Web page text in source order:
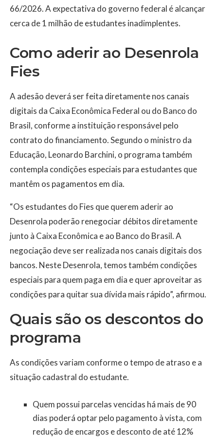
66/2026. A expectativa do governo federal é alcançar
cerca de 1 milhão de estudantes inadimplentes.
Como aderir ao Desenrola
Fies
A adesão deverá ser feita diretamente nos canais
digitais da Caixa Econômica Federal ou do Banco do
Brasil, conforme a instituição responsável pelo
contrato do financiamento. Segundo o ministro da
Educação, Leonardo Barchini, o programa também
contempla condições especiais para estudantes que
mantêm os pagamentos em dia.
“Os estudantes do Fies que querem aderir ao
Desenrola poderão renegociar débitos diretamente
junto à Caixa Econômica e ao Banco do Brasil. A
negociação deve ser realizada nos canais digitais dos
bancos. Neste Desenrola, temos também condições
especiais para quem paga em dia e quer aproveitar as
condições para quitar sua dívida mais rápido”, afirmou.
Quais são os descontos do
programa
As condições variam conforme o tempo de atraso e a
situação cadastral do estudante.
Quem possui parcelas vencidas há mais de 90
dias poderá optar pelo pagamento à vista, com
redução de encargos e desconto de até 12%